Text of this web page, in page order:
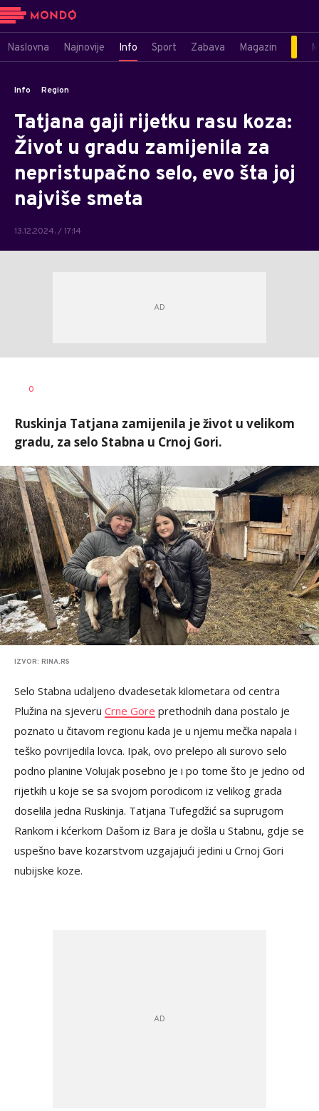
Naslovna Najnovije Info Sport Zabava Magazin
Info Region
Tatjana gaji rijetku rasu koza:
Život u gradu zamijenila za
nepristupačno selo, evo šta joj
najviše smeta
13.12.2024. / 17:14
AUTOR
0
Ruskinja Tatjana zamijenila je život u velikom
gradu, za selo Stabna u Crnoj Gori.
IZVOR: RINA.RS
Selo Stabna udaljeno dvadesetak kilometara od centra
Plužina na sjeveru Crne Gore prethodnih dana postalo je
poznato u čitavom regionu kada je u njemu mečka napala i
teško povrijedila lovca. Ipak, ovo prelepo ali surovo selo
podno planine Volujak posebno je i po tome što je jedno od
rijetkih u koje se sa svojom porodicom iz velikog grada
doselila jedna Ruskinja. Tatjana Tufegdžić sa suprugom
Rankom i kćerkom Dašom iz Bara je došla u Stabnu, gdje se
uspešno bave kozarstvom uzgajajući jedini u Crnoj Gori
nubijske koze.